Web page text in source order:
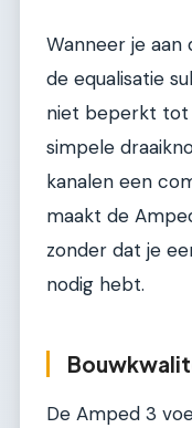
Wanneer je
de equalisatie
niet beperkt tot
simpele
kanalen een
maakt de
zonder dat je
nodig hebt.
De Amped 3